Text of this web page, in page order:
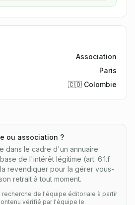
Association
Paris
🇨🇴 Colombie
ou association ?
dans le cadre d'un annuaire
de l'intérêt légitime (art. 6.1.f
revendiquer pour la gérer vous-
retrait à tout moment.
recherche de l'équipe éditoriale à partir
vérifié par l'équipe le